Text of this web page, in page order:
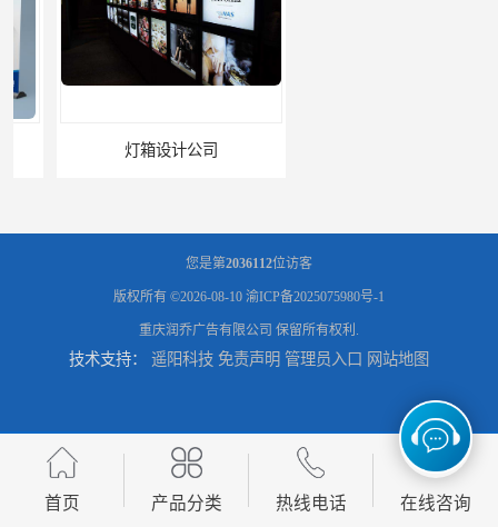
灯箱设计公司
标识标牌设计公司 展架海报设计
您是第2036112位访客
版权所有 ©2026-08-10 渝ICP备2025075980号-1
重庆润乔广告有限公司 保留所有权利.
技术支持： 遥阳科技 免责声明 管理员入口 网站地图
首页 产品分类 热线电话 在线咨询